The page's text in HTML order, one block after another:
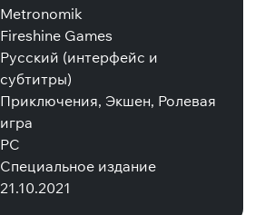
Metronomik
Fireshine Games
Русский (интерфейс и
субтитры)
Приключения, Экшен, Ролевая
игра
PC
Специальное издание
21.10.2021